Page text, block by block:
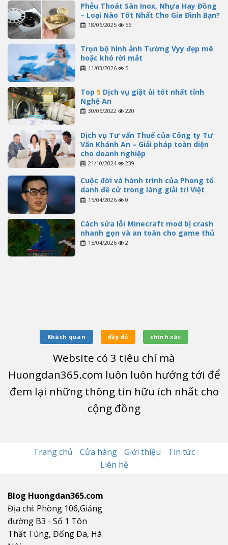
Phễu Thoát Sàn Inox, Nhựa Hay Đồng
– Loại Nào Tốt Nhất Cho Gia Đình Bạn?
18/06/2025 56
Trọn bộ hình ảnh Tường Vyy đẹp mê
hoặc khó rời mắt
11/03/2026 5
Top 5 Dịch vụ giặt ủi tốt nhất tỉnh
Nghệ An
30/06/2022 220
Dịch vụ Tư vấn Thuế của Công ty Tư
Vấn Khánh An – Giải pháp toàn diện
cho doanh nghiệp
21/10/2024 239
Cuộc đời và hành trình của Phong tổ
danh đề cử trong làng giải trí Việt
15/04/2026 0
Cách sửa lỗi Minecraft mod bị crash
nhanh gọn và an toàn cho game thủ
15/04/2026 2
Khách quan đầy đủ chính xác
Website có 3 tiêu chí mà
Huongdan365.com luôn luôn hướng tới để
đem lại những thông tin hữu ích nhất cho
cộng đồng
Trang chủ Cửa hàng Giới thiệu
Tin tức
Liên hệ
Blog Huongdan365.com
Địa chỉ: Phòng 106,Giảng
đường B3 - Số 1 Tôn
Thất Tùng, Đống Đa, Hà